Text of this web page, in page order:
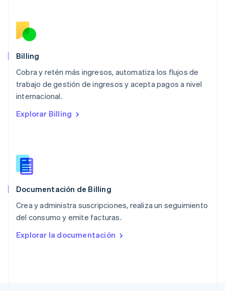
Billing
Cobra y retén más ingresos, automatiza los flujos de
trabajo de gestión de ingresos y acepta pagos a nivel
internacional.
Explorar Billing
Documentación de Billing
Crea y administra suscripciones, realiza un seguimiento
del consumo y emite facturas.
Explorar la documentación
English
México
Español
English
Nueva Zelandia
English
NederlandsEnglish
Português
RAE de Hong Kong, China
Reino Unido
República Checa
English
English